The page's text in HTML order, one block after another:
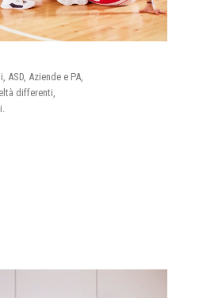
Aziende e PA,
differenti,